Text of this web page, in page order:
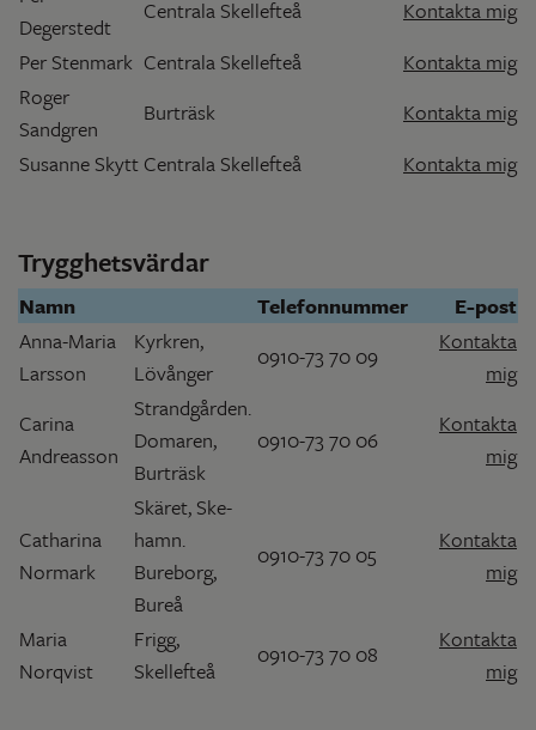
Degerstedt
Centrala Skellefteå
Kontakta mig
Per Stenmark Centrala Skellefteå
Kontakta mig
Roger
Sandgren
Burträsk
Kontakta mig
Susanne Skytt Centrala Skellefteå Kontakta mig
Trygghetsvärdar
Namn Telefonnummer
E-post
Anna-Maria
Larsson
Kyrkren,
Lövånger
0910-73 70 09
Kontakta
mig
Carina
Andreasson
Strandgården.
Domaren,
Burträsk
0910-73 70 06
Kontakta
mig
Catharina
Normark
Skäret, Ske-
hamn.
Bureborg,
Bureå
0910-73 70 05
Kontakta
mig
Maria
Norqvist
Frigg,
Skellefteå
0910-73 70 08
Kontakta
mig